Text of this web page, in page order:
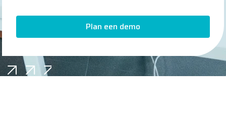
Plan een demo
Plan een demo